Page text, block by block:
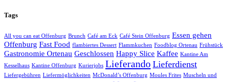
Tags
All you can eat Offenburg Brunch Café am Eck Café Stein Offenburg Essen gehen
Offenburg Fast Food flambiertes Dessert Flammkuchen Foodblog Ortenau Frühstück
Gastronomie Ortenau Geschlossen Happy Slice Kaffee Kantine Am
Kesselhaus Kantine Offenburg Kurierjobs Lieferando Lieferdienst
Liefergebühren Liefermöglichkeiten McDonald’s Offenburg Moules Frites Muscheln und